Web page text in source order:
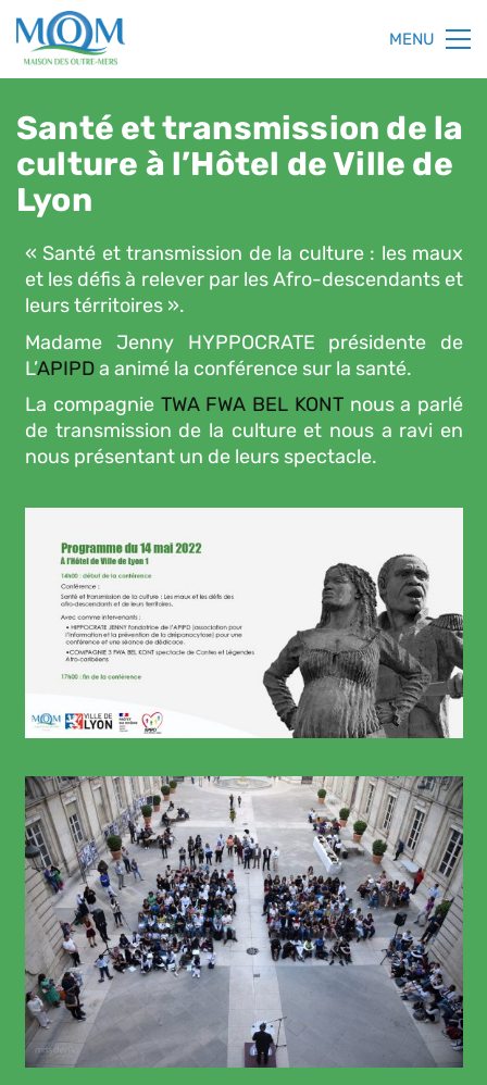
MENU
Santé et transmission de la
culture à l’Hôtel de Ville de
Lyon
« Santé et transmission de la culture : les maux
et les défis à relever par les Afro-descendants et
leurs térritoires ».
Madame Jenny HYPPOCRATE présidente de
L’APIPDa animé la conférence sur la santé.
La compagnie TWA FWA BEL KONTnous a parlé
de transmission de la culture et nous a ravi en
nous présentant un de leurs spectacle.